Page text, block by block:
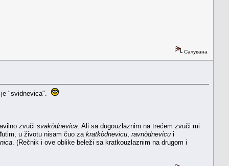
Сачувана
"svidnevica".
zvuči svakòdnevica . Ali sa dugouzlaznim na trećem zvuči mi
u životu nisam čuo za kratkòdnevicu ravnòdnevicu i
. (Rečnik i ove oblike beleži sa kratkouzlaznim na drugom i